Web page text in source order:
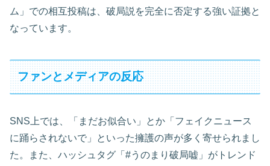
ム」での相互投稿は、破局説を完全に否定する強い証拠と
なっています。
ファンとメディアの反応
SNS上では、「まだお似合い」とか「フェイクニュース
に踊らされないで」といった擁護の声が多く寄せられまし
た。また、ハッシュタグ「#うのまり破局嘘」がトレンド